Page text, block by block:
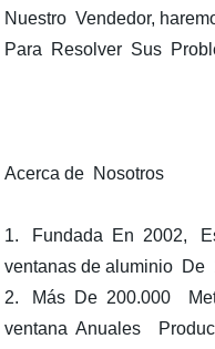
Nuestro Vendedor,
Para Resolver Sus
Acerca de Nosotros
1. Fundada En 2002,
ventanas de aluminio De
2. Más De 200.000
ventana Anuales